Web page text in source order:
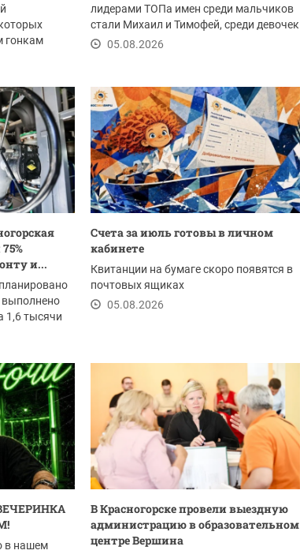
гонкам
на...
лидерами ТОПа имен среди мальчиков
стали Михаил и Тимофей, среди девочек
-... 05.08.2026
и...
выполнено
1,6 тысячи
Счета за июль готовы в личном
кабинете
Квитанции на бумаге скоро появятся в
почтовых ящиках
05.08.2026
в нашем
В Красногорске провели выездную
администрацию в образовательном
центре Вершина